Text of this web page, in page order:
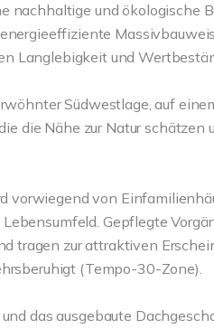
nachhaltige und ökologische
Langlebigkeit und
Südwestlage, auf
die Nähe zur Natur schätzen
vorwiegend von
Gepflegte
tragen zur attraktiven
(Tempo-30-Zone).
das ausgebaute